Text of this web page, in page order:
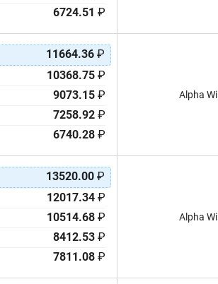
6724.51 ₽
11664.36 ₽
10368.75 ₽
9073.15 ₽
7258.92 ₽
6740.28 ₽
Alpha
13520.00 ₽
12017.34 ₽
10514.68 ₽
8412.53 ₽
7811.08 ₽
Alpha